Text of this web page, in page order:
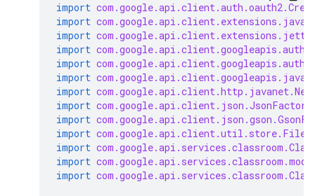
import
import
import
import
import
import
import
import com.google.api.client.json.JsonFactory
import
import
import
import
import